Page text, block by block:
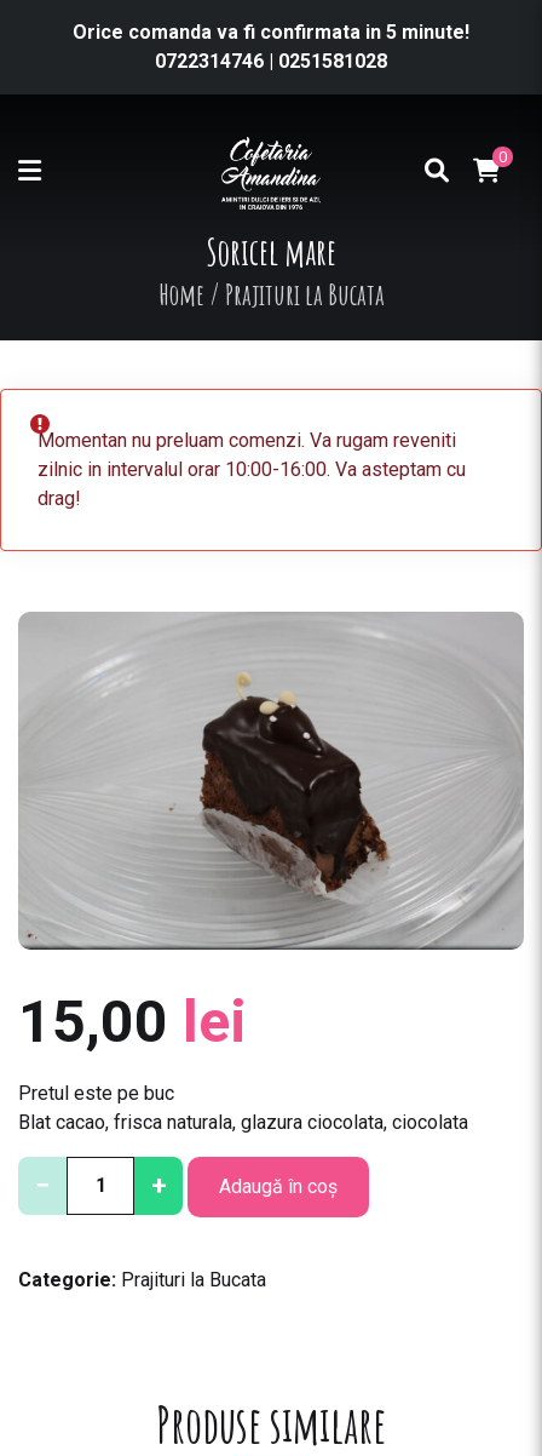
Orice comanda va fi confirmata in 5 minute!
0722314746 | 0251581028
0
Soricel mare
Home / Prajituri la Bucata
Momentan nu preluam comenzi. Va rugam reveniti
zilnic in intervalul orar 10:00-16:00. Va asteptam cu
drag!
15,00 lei
Pretul este pe buc
Blat cacao, frisca naturala, glazura ciocolata, ciocolata
C
i
− + Adaugă în coș
Categorie: Prajituri la Bucata
Produse similare